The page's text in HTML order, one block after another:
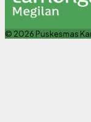
© 2026 Puskesmas